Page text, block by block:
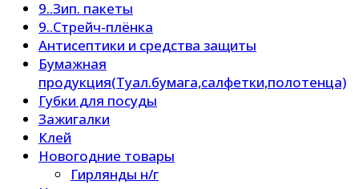
9..Зип. пакеты
9..Стрейч-плёнка
Антисептики и средства защиты
Бумажная
продукция(Туал.бумага,салфетки,полотенца)
Губки для посуды
Зажигалки
Клей
Новогодние товары
Гирлянды н/г